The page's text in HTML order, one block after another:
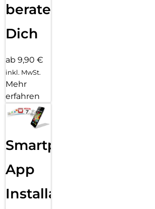
beraten
Dich
ab 9,90 €
inkl. MwSt.
Mehr
erfahren
Smartphone
App
Installation